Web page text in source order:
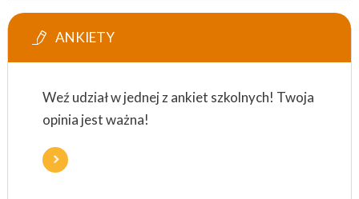
ANKIETY
Weź udział w jednej z ankiet szkolnych! Twoja
opinia jest ważna!